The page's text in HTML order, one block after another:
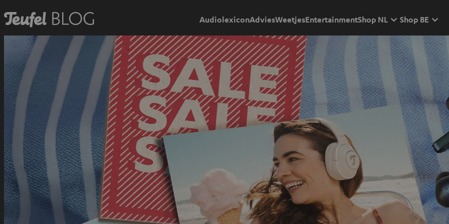
AudiolexiconAdviesWeetjesEntertainmentShop NL Shop BE